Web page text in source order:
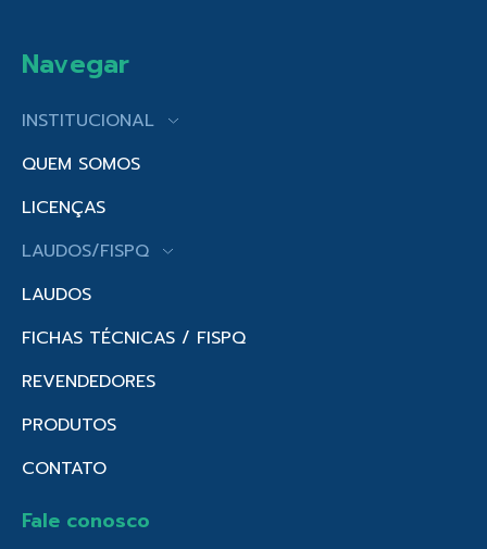
Navegar
INSTITUCIONAL
QUEM SOMOS
LICENÇAS
LAUDOS/FISPQ
LAUDOS
FICHAS TÉCNICAS / FISPQ
REVENDEDORES
PRODUTOS
CONTATO
Fale conosco